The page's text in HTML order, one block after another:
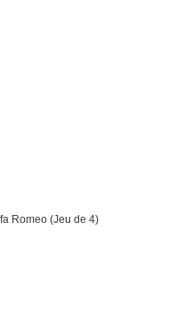
Romeo (Jeu de 4)